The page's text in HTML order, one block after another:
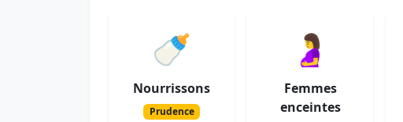
🍼
Nourrissons
Prudence
🤰
Femmes
enceintes